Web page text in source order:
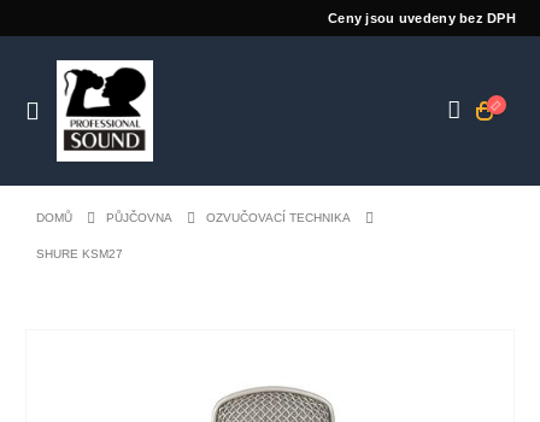
Ceny jsou uvedeny bez DPH
DOMŮ PŮJČOVNA OZVUČOVACÍ TECHNIKA
SHURE KSM27